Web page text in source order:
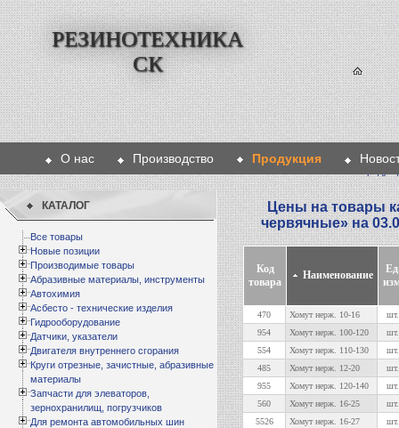
РЕЗИНОТЕХНИКА
СК
О нас Производство Продукция
КАТАЛОГ
Все товары
Новые позиции
Производимые товары
Абразивные материалы, инструменты
Автохимия
Асбесто - технические изделия
Гидрооборудование
Датчики, указатели
Двигателя внутреннего сгорания
Круги отрезные, зачистные, абразивные
материалы
Запчасти для элеваторов,
зернохранилищ, погрузчиков
Для ремонта автомобильных шин
Цены на товары
червячные» на
Код
товара
Наименование
470 Хомут нерж. 10-16
шт.
954
Хомут нерж. 100-120
шт.
554
Хомут нерж. 110-130
шт.
485
Хомут нерж. 12-20
шт.
955
Хомут нерж. 120-140
шт.
560
Хомут нерж. 16-25
шт.
5526
Хомут нерж. 16-27
шт.